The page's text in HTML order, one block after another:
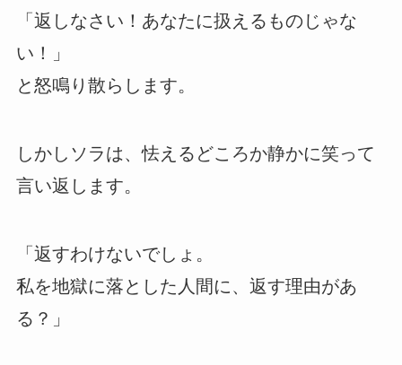
「返しなさい！あなたに扱えるものじゃな
い！」
と怒鳴り散らします。
しかしソラは、怯えるどころか静かに笑って
言い返します。
「返すわけないでしょ。
私を地獄に落とした人間に、返す理由があ
る？」